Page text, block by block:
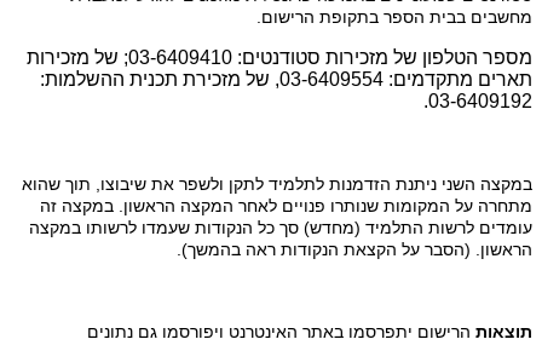
מחשבים בבית הספר בתקופת הרישום.
מספר הטלפון של מזכירות סטודנטים: 03-6409410; של מזכירות
תארים מתקדמים: 03-6409554, של מזכירת תכנית ההשלמות:
03-6409192.
במקצה השני ניתנת הזדמנות לתלמיד לתקן ולשפר את שיבוצו, תוך שהוא
מתחרה על המקומות שנותרו פנויים לאחר המקצה הראשון. במקצה זה
עומדים לרשות התלמיד (מחדש) סך כל הנקודות שעמדו לרשותו במקצה
הראשון. (הסבר על הקצאת הנקודות ראה בהמשך).
תוצאות הרישום יתפרסמו באתר האינטרנט ויפורסמו גם נתונים